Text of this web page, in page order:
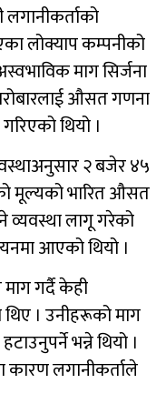
लोक्याप कम्पनीको
माग सिर्जना
औसत गणना
थियो ।
२ बजेर ४५
मूल्यको भारित औसत
व्यवस्था लागू गरेको
आएको थियो ।
गर्दै केही
। उनीहरूको माग
भन्ने थियो ।
कारण लगानीकर्ताले